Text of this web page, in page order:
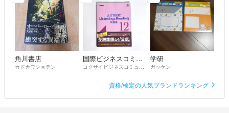
角川書店
カドカワショテン
国際ビジネスコミュニケーション協会
コクサイビジネスコミュニケーションキョウカイ
学研
ガッケン
資格/検定の人気ブランドランキング